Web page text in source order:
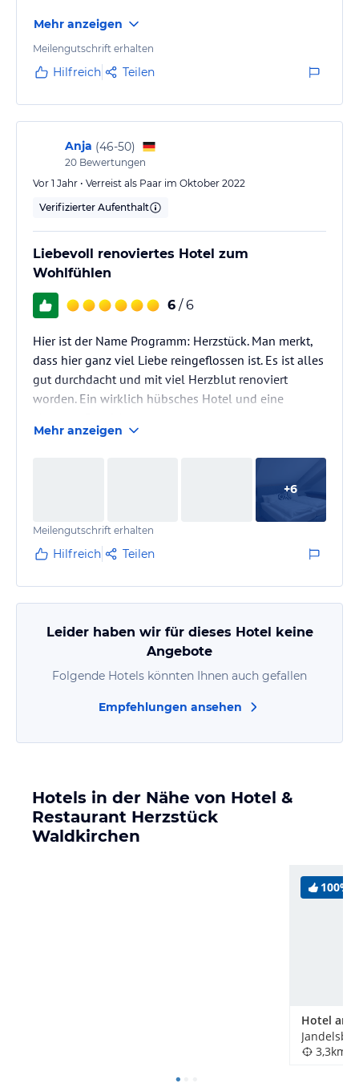
Mehr anzeigen
Meilengutschrift erhalten
Hilfreich Teilen
Anja (46-50)
20 Bewertungen
Vor 1 Jahr • Verreist als Paar im Oktober 2022
Verifizierter Aufenthalt
Liebevoll renoviertes Hotel zum
Wohlfühlen
6 / 6
Hier ist der Name Programm: Herzstück. Man merkt,
dass hier ganz viel Liebe reingeflossen ist. Es ist alles
gut durchdacht und mit viel Herzblut renoviert
worden. Ein wirklich hübsches Hotel und eine
Mehr anzeigen
+6
Meilengutschrift erhalten
Hilfreich Teilen
Leider haben wir für dieses Hotel keine
Angebote
Folgende Hotels könnten Ihnen auch gefallen
Empfehlungen ansehen
Hotels in der Nähe von Hotel &
Restaurant Herzstück
Waldkirchen
100%
Hotel am
3,3km